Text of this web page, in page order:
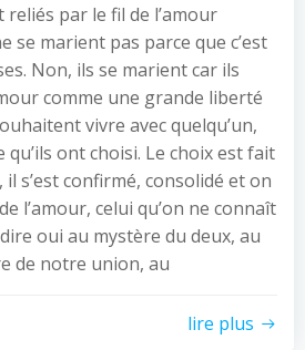
reliés par le fil de l’amour
se marient pas parce que c’est
Non, ils se marient car ils
comme une grande liberté
vivre avec quelqu’un,
ont choisi. Le choix est fait
s’est confirmé, consolidé et on
l’amour, celui qu’on ne connaît
oui au mystère du deux, au
de notre union, au
lire plus